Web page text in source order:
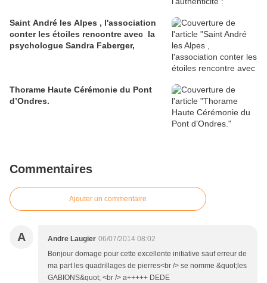
Saint André les Alpes , l'association
conter les étoiles rencontre avec la
psychologue Sandra Faberger,
Thorame Haute Cérémonie du Pont
d’Ondres.
Commentaires
Ajouter un commentaire
A Andre Laugier 06/07/2014 08:02
Bonjour domage pour cette excellente initiative sauf erreur de
ma part les quadrillages de pierres<br /> se nomme &quot;les
GABIONS&quot; <br /> a+++++ DEDE